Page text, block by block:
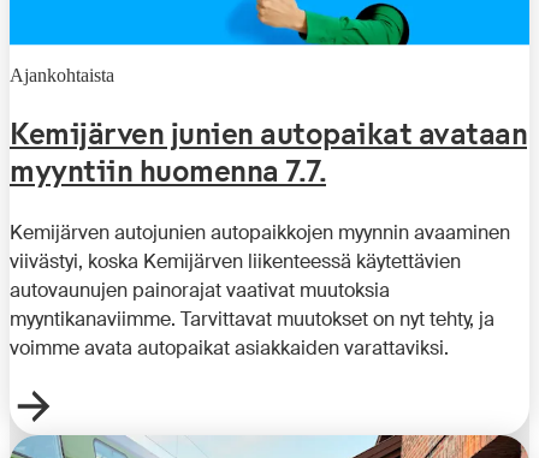
Ajankohtaista
Kemijärven junien autopaikat avataan
myyntiin huomenna 7.7.
Kemijärven autojunien autopaikkojen myynnin avaaminen
viivästyi, koska Kemijärven liikenteessä käytettävien
autovaunujen painorajat vaativat muutoksia
myyntikanaviimme. Tarvittavat muutokset on nyt tehty, ja
voimme avata autopaikat asiakkaiden varattaviksi.